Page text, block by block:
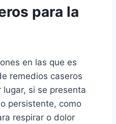
para la
en las que es
remedios caseros
lugar, si se presenta
persistente, como
respirar o dolor